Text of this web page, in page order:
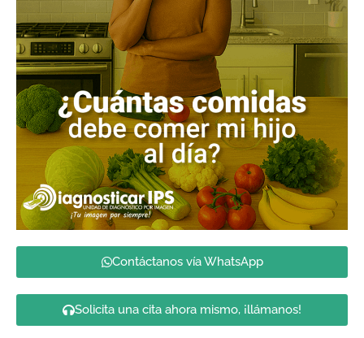
Contáctanos vía WhatsApp
Solicita una cita ahora mismo, ¡llámanos!